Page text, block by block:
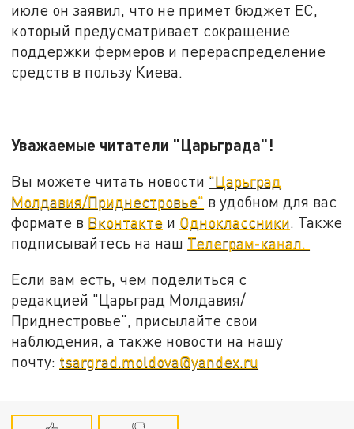
июле он заявил, что не примет бюджет ЕС,
который предусматривает сокращение
поддержки фермеров и перераспределение
средств в пользу Киева.
Уважаемые читатели "Царьграда"!
Вы можете читать новости "Царьград
Молдавия/Приднестровье" в удобном для вас
формате в Вконтакте и Одноклассники. Также
подписывайтесь на наш Телеграм-канал.
Если вам есть, чем поделиться с
редакцией "Царьград Молдавия/
Приднестровье", присылайте свои
наблюдения, а также новости на нашу
почту: tsargrad.moldova@yandex.ru